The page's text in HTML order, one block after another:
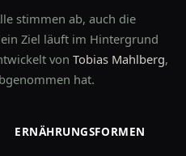
stimmen ab, auch die
Ziel läuft im Hintergrund
von Tobias Mahlberg,
hat.
ERNÄHRUNGSFORMEN